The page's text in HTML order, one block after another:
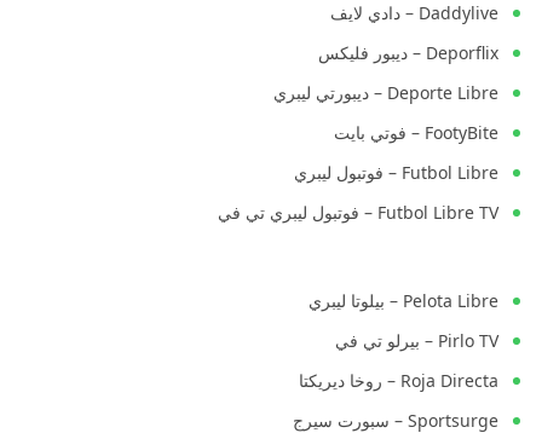
Daddylive – دادي لايف
Deporflix – ديبور فليكس
Deporte Libre – ديبورتي ليبري
FootyBite – فوتي بايت
Futbol Libre – فوتبول ليبري
Futbol Libre TV – فوتبول ليبري تي في
Pelota Libre – بيلوتا ليبري
Pirlo TV – بيرلو تي في
Roja Directa – روخا ديريكتا
Sportsurge – سبورت سيرج